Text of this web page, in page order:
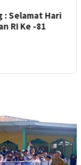
: Selamat Hari
RI Ke -81